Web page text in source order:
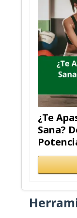
¿Te
Sana?